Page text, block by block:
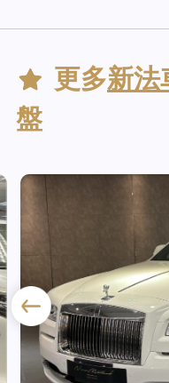
更多新法
盤